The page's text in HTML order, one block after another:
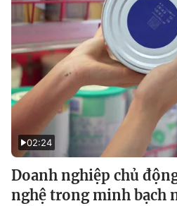
02:24
Doanh nghiệp chủ
nghệ trong minh bạch